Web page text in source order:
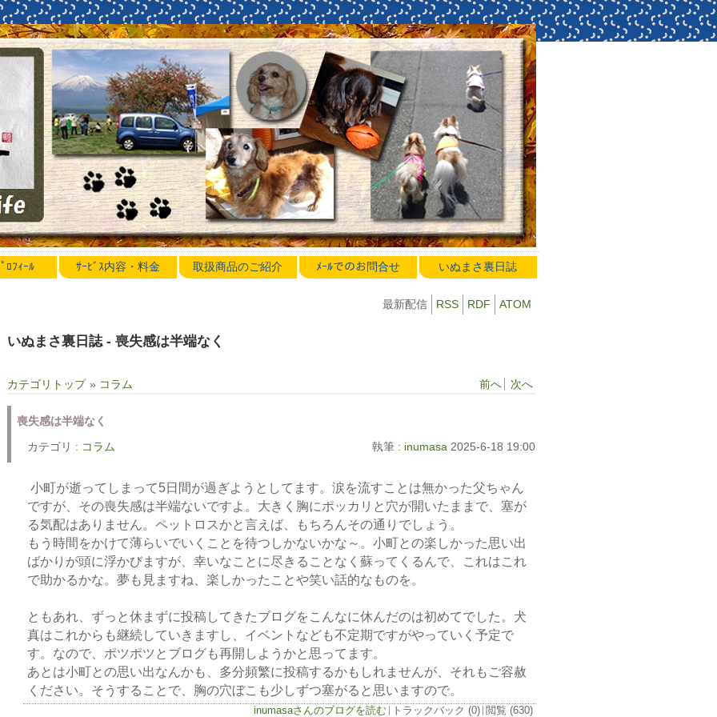
ﾌｨｰﾙ ｻｰﾋﾞｽ内容・料金 取扱商品のご紹介 ﾒｰﾙでのお問合せ いぬまさ裏日誌
最新配信 RSS RDF ATOM
いぬまさ裏日誌 - 喪失感は半端なく
カテゴリトップ » コラム 前へ 次へ
喪失感は半端なく
カテゴリ : コラム 執筆 : inumasa 2025-6-18 19:00
小町が逝ってしまって5日間が過ぎようとしてます。涙を流すことは無かった父ちゃん
ですが、その喪失感は半端ないですよ。大きく胸にポッカリと穴が開いたままで、塞が
る気配はありません。ペットロスかと言えば、もちろんその通りでしょう。
もう時間をかけて薄らいでいくことを待つしかないかな～。小町との楽しかった思い出
ばかりが頭に浮かびますが、幸いなことに尽きることなく蘇ってくるんで、これはこれ
で助かるかな。夢も見ますね、楽しかったことや笑い話的なものを。
ともあれ、ずっと休まずに投稿してきたブログをこんなに休んだのは初めてでした。犬
真はこれからも継続していきますし、イベントなども不定期ですがやっていく予定で
す。なので、ポツポツとブログも再開しようかと思ってます。
あとは小町との思い出なんかも、多分頻繁に投稿するかもしれませんが、それもご容赦
ください。そうすることで、胸の穴ぼこも少しずつ塞がると思いますので。
inumasaさんのブログを読む トラックバック (0) 閲覧 (630)